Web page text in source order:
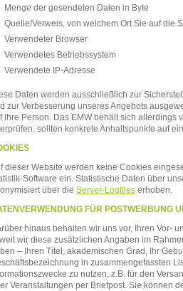
Menge der gesendeten Daten in Byte
Quelle/Verweis, von welchem Ort Sie auf die
Verwendeter Browser
Verwendetes Betriebssystem
Verwendete IP-Adresse
Daten werden ausschließlich zur
zur Verbesserung unseres Angebots
Ihre Person. Das EMW behält sich allerdings
sollten konkrete Anhaltspunkte auf
dieser Website werden keine Cookies
Software ein. Statistische Daten über
über die Server-Logfiles erhoben.
FÜR POSTWERBUNG
hinaus behalten wir uns vor, Ihren Vor-
wir diese zusätzlichen Angaben im
– Ihren Titel, akademischen Grad, Ihr
in zusammengefassten
zu nutzen, z.B. für den
Veranstaltungen per Briefpost. Sie können